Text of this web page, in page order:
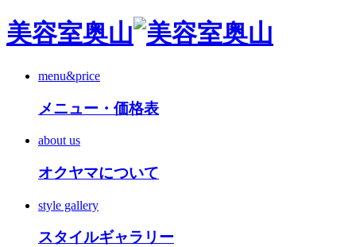
美容室奥山
menu&price
メニュー・価格表
about us
オクヤマについて
style gallery
スタイルギャラリー